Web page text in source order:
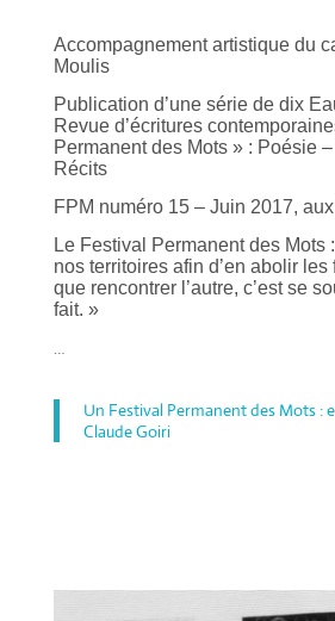
Accompagnement artistique du
Moulis
Publication d’une série de dix
Revue d’écritures
Permanent des Mots » : Poésie
Récits
FPM numéro 15 – Juin 2017,
Le Festival Permanent des Mots
nos territoires afin d’en abolir les
que rencontrer l’autre, c’est se
fait. »
…
Un Festival Permanent des Mots :
Claude Goiri